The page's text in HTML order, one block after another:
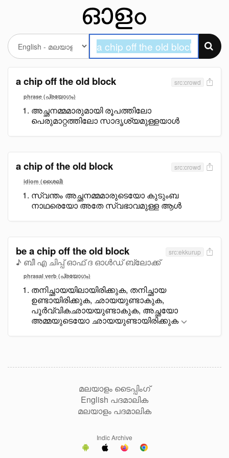
a chip off the old block src:crowd
phrase (പ്രയോഗം)
അച്ഛനമ്മമാരുമായി രൂപത്തിലോ
പെരുമാറ്റത്തിലോ സാദൃശ്യമുള്ളയാൾ
a chip of the old block src:crowd
idiom (ശൈലി)
സ്വന്തം അച്ഛനമ്മമാരുടെയോ കുടുംബ
നാഥരെയോ അതേ സ്വഭാവമുള്ള ആൾ
be a chip off the old block
♪ ബീ എ ചിപ്പ് ഓഫ് ദ ഓൾഡ് ബ്ലോക്ക്
src:ekkurup
phrasal verb (പ്രയോഗം)
തനിച്ഛായയിലായിരിക്കുക, തനിച്ഛായ
ഉണ്ടായിരിക്കുക, ഛായയുണ്ടാകുക,
പൂർവ്വികഛായയുണ്ടാകുക, അച്ഛയോ
അമ്മയുടെയോ ഛായയുണ്ടായിരിക്കുക
മലയാളം ടൈപ്പിംഗ്
English പദമാലിക
മലയാളം പദമാലിക
Indic Archive